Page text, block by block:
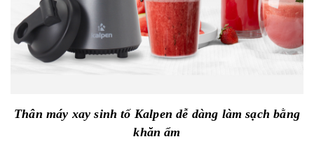
Thân máy xay sinh tố Kalpen dễ dàng làm sạch bằng
khăn ẩm